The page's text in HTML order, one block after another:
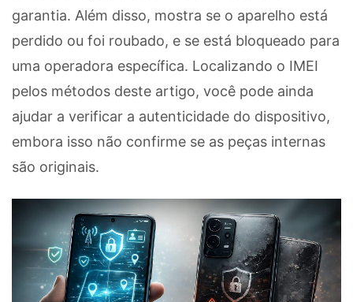
garantia. Além disso, mostra se o aparelho está
perdido ou foi roubado, e se está bloqueado para
uma operadora específica. Localizando o IMEI
pelos métodos deste artigo, você pode ainda
ajudar a verificar a autenticidade do dispositivo,
embora isso não confirme se as peças internas
são originais.